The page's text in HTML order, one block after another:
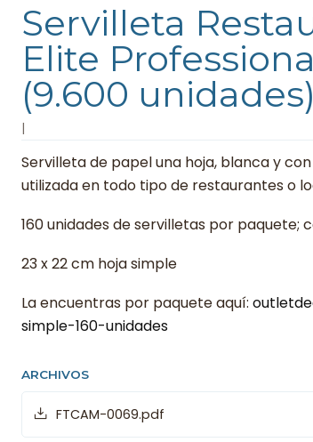
Servilleta
Elite
(9.600 unidades)
Servilleta de papel una hoja, blanca y
utilizada en todo tipo de restaurantes o
160 unidades de servilletas por paquete;
23 x 22 cm hoja simple
La encuentras por paquete aquí:
simple-160-unidades
ARCHIVOS
FTCAM-0069.pdf